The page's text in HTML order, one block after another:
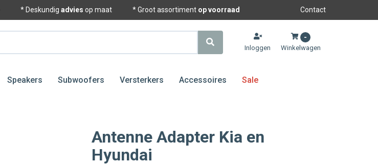
* Deskundig advies op maat * Groot assortiment op voorraad Contact
Inloggen
-
Winkelwagen
Speakers Subwoofers Versterkers Accessoires Sale
Antenne Adapter Kia en
Hyundai